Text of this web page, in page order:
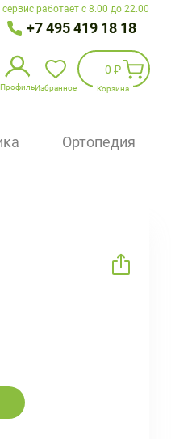
сервис работает с 8.00 до 22.00
+7 495 419 18 18
ПрофильИзбранное
0 ₽
Корзина
Ортопедия